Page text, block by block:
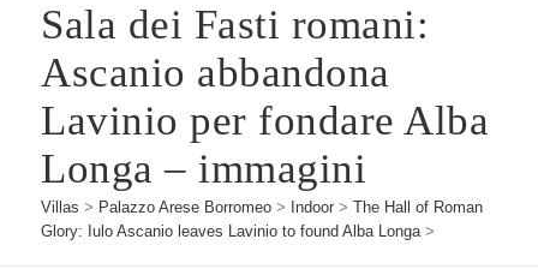
Sala dei Fasti romani:
Ascanio abbandona
Lavinio per fondare Alba
Longa – immagini
Villas > Palazzo Arese Borromeo > Indoor >The Hall of Roman
Glory: Iulo Ascanio leaves Lavinio to found Alba Longa>